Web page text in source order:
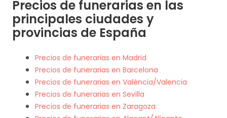
Precios de funerarias en las
principales ciudades y
provincias de España
Precios de funerarias en Madrid
Precios de funerarias en Barcelona
Precios de funerarias en València/Valencia
Precios de funerarias en Sevilla
Precios de funerarias en Zaragoza